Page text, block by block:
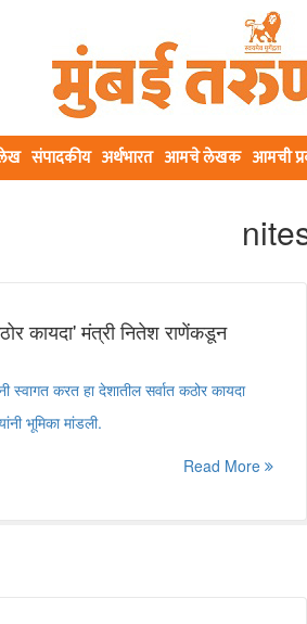
संपादकीय अर्थभारत आमचे लेखक आमची
कायदा' मंत्री नितेश राणेंकडून
स्वागत करत हा देशातील सर्वात कठोर कायदा
भूमिका मांडली.
Read More